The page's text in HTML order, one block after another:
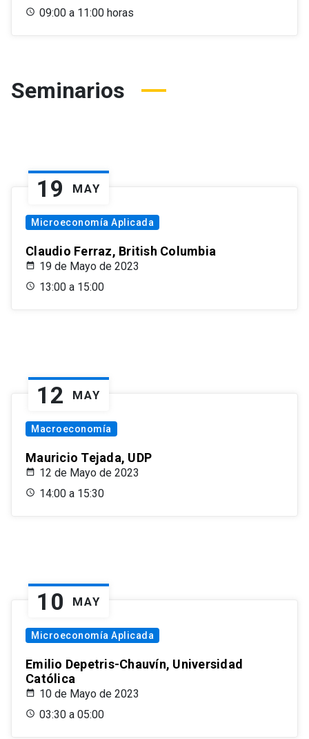
09:00 a 11:00 horas
Seminarios
19 MAY
Microeconomía Aplicada
Claudio Ferraz, British Columbia
19 de Mayo de 2023
13:00 a 15:00
12 MAY
Macroeconomía
Mauricio Tejada, UDP
12 de Mayo de 2023
14:00 a 15:30
10 MAY
Microeconomía Aplicada
Emilio Depetris-Chauvín, Universidad
Católica
10 de Mayo de 2023
03:30 a 05:00